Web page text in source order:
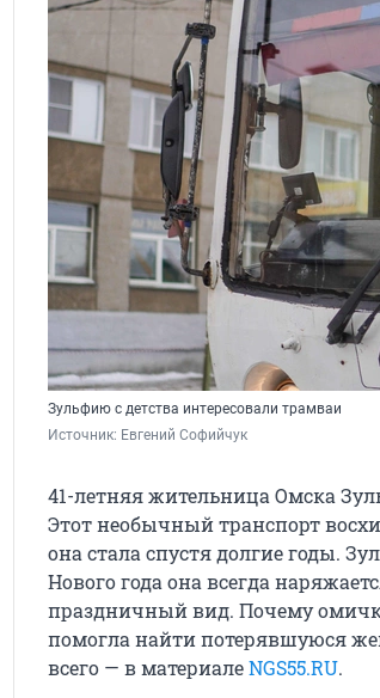
Зульфию с детства интересовали трамваи
Источник: Евгений Софийчук
41-летняя жительница Омска
Этот необычный транспорт
она стала спустя долгие годы.
Нового года она всегда
праздничный вид. Почему
помогла найти потерявшуюся
всего — в материалеNGS55.RU.